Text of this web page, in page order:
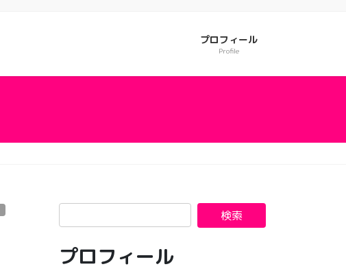
プロフィール
Profile
プロフィール